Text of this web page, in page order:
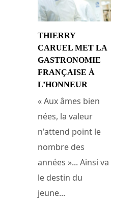
THIERRY
CARUEL MET LA
GASTRONOMIE
FRANÇAISE À
L’HONNEUR
« Aux âmes bien
nées, la valeur
n'attend point le
nombre des
années »... Ainsi va
le destin du
jeune...